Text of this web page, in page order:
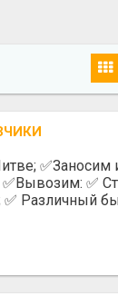
✅️
Различный